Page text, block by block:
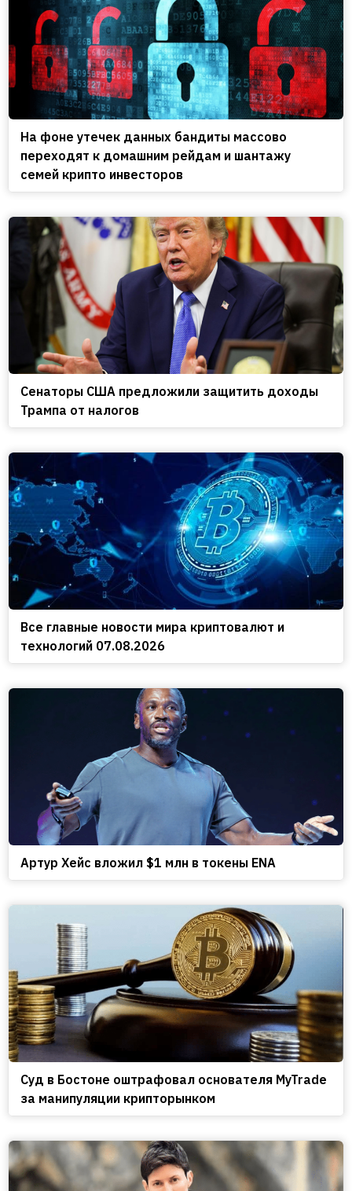
На фоне утечек данных бандиты массово
переходят к домашним рейдам и шантажу
семей крипто инвесторов
Сенаторы США предложили защитить доходы
Трампа от налогов
Все главные новости мира криптовалют и
технологий 07.08.2026
Артур Хейс вложил $1 млн в токены ENA
Cуд в Бостоне оштрафовал основателя MyTrade
за манипуляции крипторынком